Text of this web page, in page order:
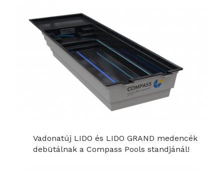
Vadonatúj LIDO és LIDO GRAND medencék
debütálnak a Compass Pools standjánál!